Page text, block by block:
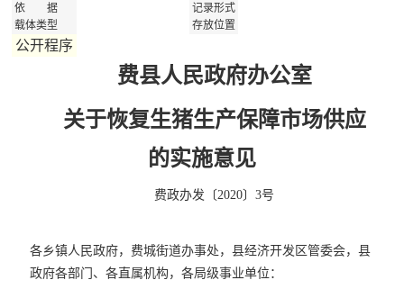
依 据
记录形式
载体类型
存放位置
公开程序
费县人民政府办公室
关于恢复生猪生产保障市场供应
的实施意见
费政办发〔2020〕3号
各乡镇人民政府，费城街道办事处，县经济开发区管委会，县
政府各部门、各直属机构，各局级事业单位：